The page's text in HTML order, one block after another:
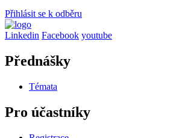
Přihlásit se k odběru
Linkedin Facebook youtube
Přednášky
Témata
Pro účastníky